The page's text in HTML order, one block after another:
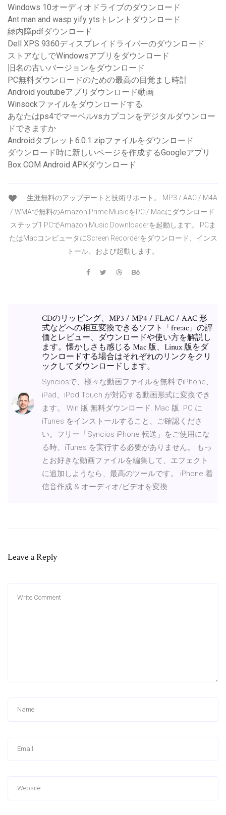
Windows 10オーディオドライブのダウンロード
Ant man and wasp yify ytsトレントダウンロード
緑内障pdfダウンロード
Dell XPS 9360ディスプレイドライバーのダウンロード
ストアなしでWindowsアプリをダウンロード
旧名の古いバージョンをダウンロード
PC無料ダウンロードのための最高の目覚まし時計
Android youtubeアプリダウンロード動画
Winsockファイルをダウンロードする
あなたはps4でマーベルvsカプコンをデジタルダウンロー
ドできますか
Androidタブレット6.0.1 zipファイルをダウンロード
ダウンロード時に新しいページを作成するGoogleアプリ
Box COM Android APKダウンロード
- 生涯無料のアップデートと技術サポート。 MP3 / AAC / M4A
/ WMAで無料のAmazon Prime MusicをPC / Macにダウンロード.
ステップ1 PCでAmazon Music Downloaderを起動します。 PCま
たはMacコンピュータにScreen Recorderをダウンロード、インス
トール、および起動します。
CDのリッピング、MP3 / MP4 / FLAC / AAC 形
式などへの相互変換できるソフト「fre:ac」の評
価とレビュー、ダウンロードや使い方を解説し
ます。懐かしさも感じる Mac 版、Linux 版をダ
ウンロードする場合はそれぞれのリンクをクリ
ックしてダウンロードします。
Synciosで、様々な動画ファイルを無料でiPhone、
iPad、iPod Touch が対応する動画形式に変換でき
ます。 Win 版 無料ダウンロード. Mac 版. PC に
iTunes をインストールすること、ご確認くださ
い。フリー「Syncios iPhone 転送」をご使用にな
る時、iTunes を実行する必要がありません。 もっ
とお好きな動画ファイルを編集して、エフェクト
に追加しようなら、最高のツールです。 iPhone 着
信音作成 & オーディオ/ビデオを変換.
Leave a Reply